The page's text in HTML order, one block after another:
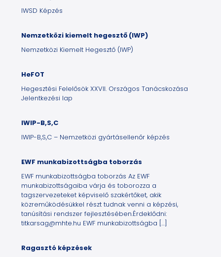
IWSD Képzés
Nemzetközi kiemelt hegesztő (IWP)
Nemzetközi Kiemelt Hegesztő (IWP)
HeFOT
Hegesztési Felelősök XXVII. Országos Tanácskozása
Jelentkezési lap
IWIP-B,S,C
IWIP-B,S,C – Nemzetközi gyártásellenőr képzés
EWF munkabizottságba toborzás
EWF munkabizottságba toborzás Az EWF
munkabizottságaiba várja és toborozza a
tagszervezeteket képviselő szakértőket, akik
közreműködésükkel részt tudnak venni a képzési,
tanúsítási rendszer fejlesztésében.Érdeklődni:
titkarsag@mhte.hu EWF munkabizottságba […]
Ragasztó képzések